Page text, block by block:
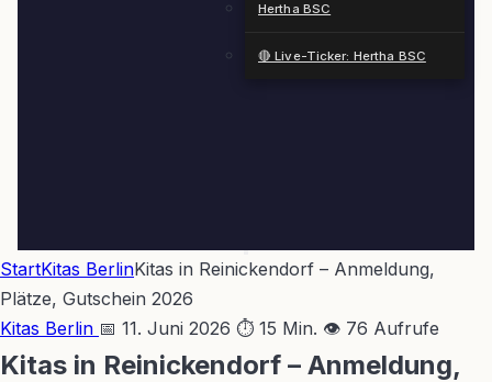
Hertha BSC
🔴 Live-Ticker: Hertha BSC
StartKitas BerlinKitas in Reinickendorf – Anmeldung,
Plätze, Gutschein 2026
Kitas Berlin 📅 11. Juni 2026 ⏱ 15 Min. 👁 76 Aufrufe
Kitas in Reinickendorf – Anmeldung,